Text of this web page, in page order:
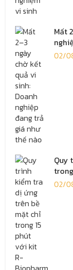
Mất
02/
Quy
02/